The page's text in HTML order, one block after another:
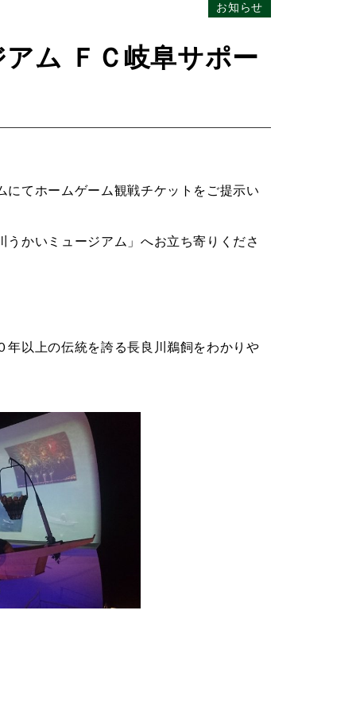
お知らせ
ム ＦＣ岐阜サポー
てホームゲーム観戦チケットをご提示い
かいミュージアム」へお立ち寄りくださ
以上の伝統を誇る長良川鵜飼をわかりや